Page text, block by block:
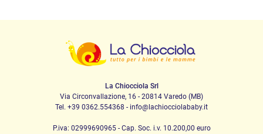
La Chiocciola Srl
Via Circonvallazione, 16 - 20814 Varedo (MB)
Tel. +39 0362.554368 - info@lachiocciolababy.it
P.iva: 02999690965 - Cap. Soc. i.v. 10.200,00 euro